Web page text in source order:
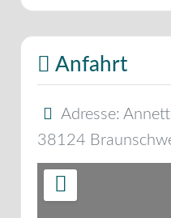
Anfahrt
Adresse:
38124